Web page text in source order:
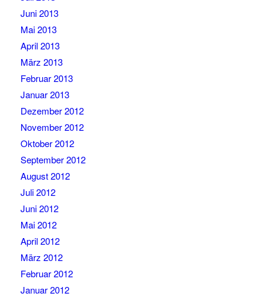
Juni 2013
Mai 2013
April 2013
März 2013
Februar 2013
Januar 2013
Dezember 2012
November 2012
Oktober 2012
September 2012
August 2012
Juli 2012
Juni 2012
Mai 2012
April 2012
März 2012
Februar 2012
Januar 2012